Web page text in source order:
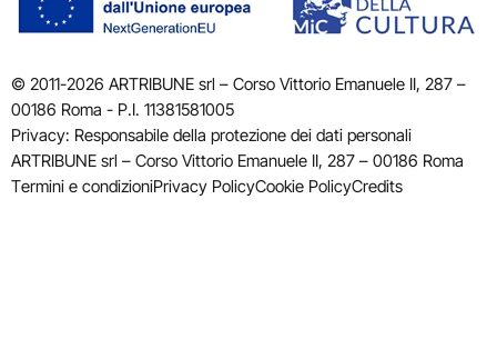
© 2011-2026 ARTRIBUNE srl – Corso Vittorio Emanuele II, 287 –
00186 Roma - P.I. 11381581005
Privacy: Responsabile della protezione dei dati personali
ARTRIBUNE srl – Corso Vittorio Emanuele II, 287 – 00186 Roma
Termini e condizioniPrivacy PolicyCookie PolicyCredits